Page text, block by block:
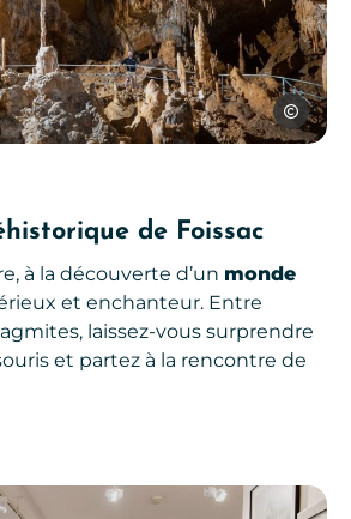
de Foissac
à la découverte d’un monde
et enchanteur. Entre
laissez-vous surprendre
et partez à la rencontre de
Jf-Fabriol
d’Aveyron, © Les Conteurs